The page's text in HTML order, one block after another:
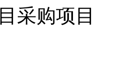
采购项目